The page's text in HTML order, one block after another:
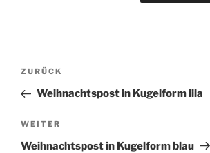
Beitragsnavigation
Vorheriger
Beitrag
ZURÜCK
Weihnachtspost in Kugelform lila
Nächster
Beitrag
WEITER
Weihnachtspost in Kugelform blau